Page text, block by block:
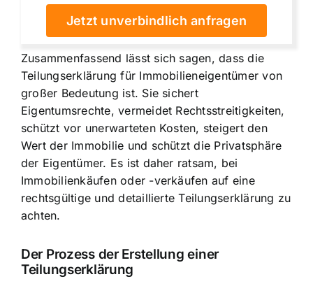
Jetzt unverbindlich anfragen
Zusammenfassend lässt sich sagen, dass die
Teilungserklärung für Immobilieneigentümer von
großer Bedeutung ist. Sie sichert
Eigentumsrechte, vermeidet Rechtsstreitigkeiten,
schützt vor unerwarteten Kosten, steigert den
Wert der Immobilie und schützt die Privatsphäre
der Eigentümer. Es ist daher ratsam, bei
Immobilienkäufen oder -verkäufen auf eine
rechtsgültige und detaillierte Teilungserklärung zu
achten.
Der Prozess der Erstellung einer
Teilungserklärung